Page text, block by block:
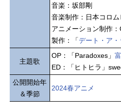
音楽：坂部剛
音楽制作：日本コロム
アニメーション制作
製作：「デート・ア
主題歌
OP：「Paradoxes」
ED：「ヒトヒラ」
公開開始年
＆季節
2024春アニメ